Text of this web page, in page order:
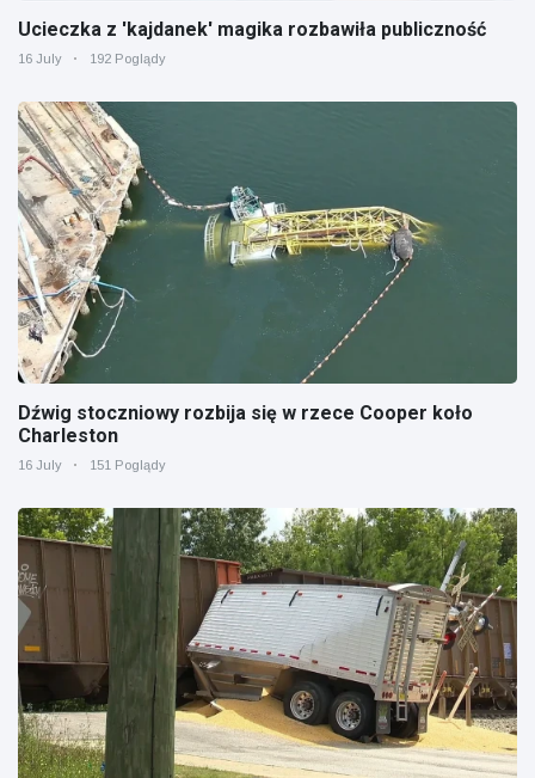
Ucieczka z 'kajdanek' magika rozbawiła publiczność
16 July 192 Poglądy
Dźwig stoczniowy rozbija się w rzece Cooper koło
Charleston
16 July 151 Poglądy